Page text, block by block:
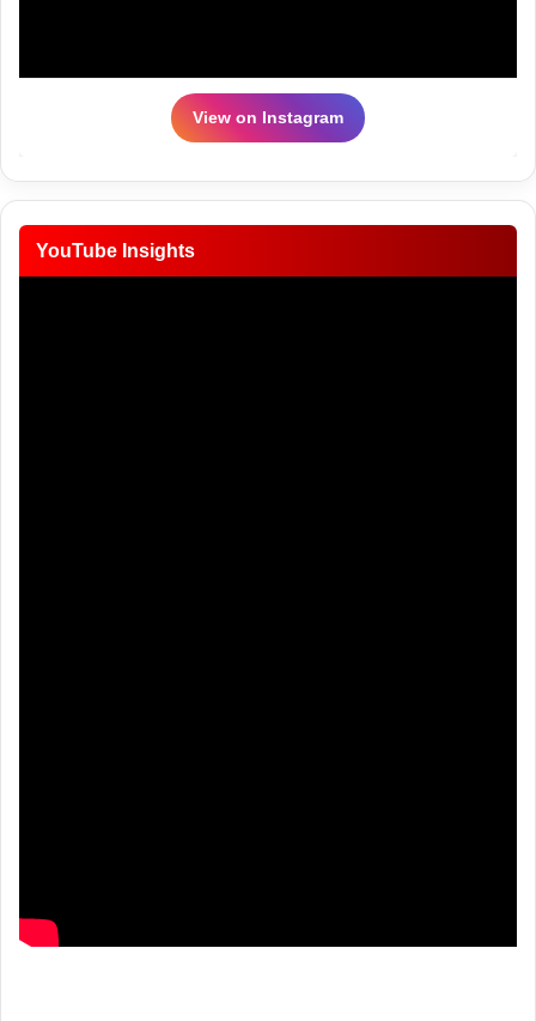
View on Instagram
YouTube Insights